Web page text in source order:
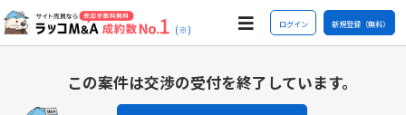
(※) ログイン 新規登録（無料）
この案件は交渉の受付を終了しています。